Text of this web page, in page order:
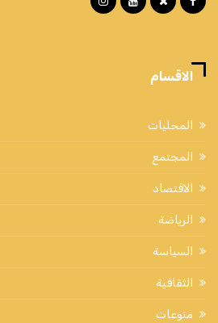
الاقسام
المحليات
المجتمع
الاقتصاد
الرياضة
السياسة
الثقافية
منوعات